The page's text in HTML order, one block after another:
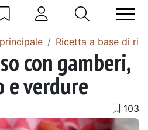
Ricetta a base di
con gamberi,
e verdure